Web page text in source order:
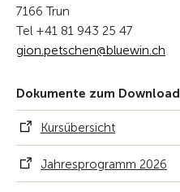
7166 Trun
Tel +41 81 943 25 47
g
n p tsch n bl wn ch
Dokumente zum Download
Kursübersicht
Jahresprogramm 2026